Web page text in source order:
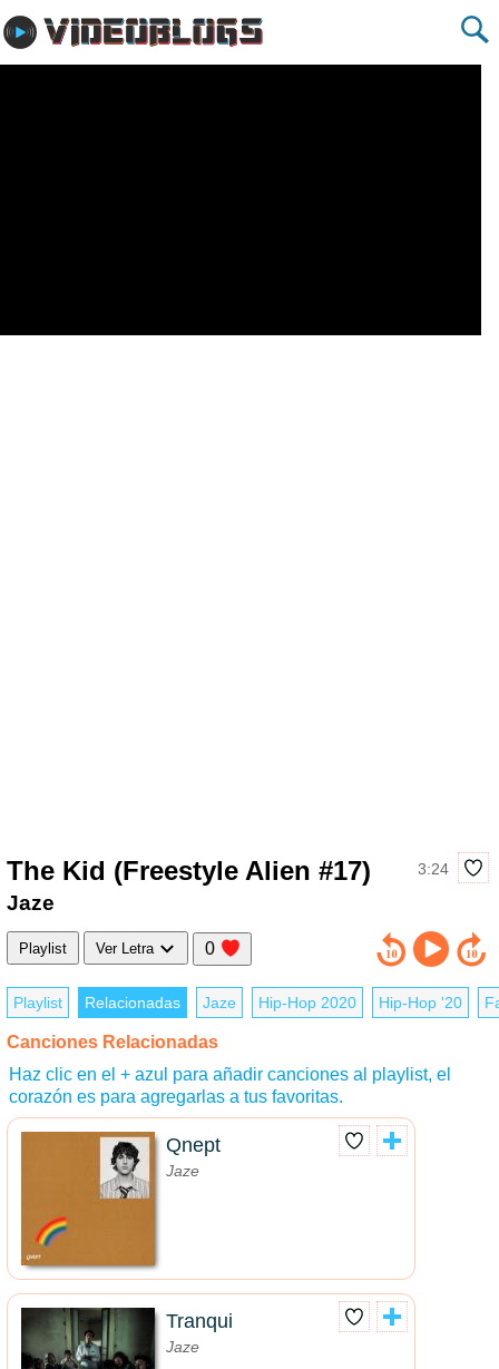
The Kid (Freestyle Alien #17) 3:24
Jaze
Playlist Ver Letra 0
Playlist Relacionadas Jaze Hip-Hop 2020 Hip-Hop '20
Canciones Relacionadas
Haz clic en el + azul para añadir canciones al playlist, el
corazón es para agregarlas a tus favoritas.
Qnept
Jaze
Tranqui
Jaze